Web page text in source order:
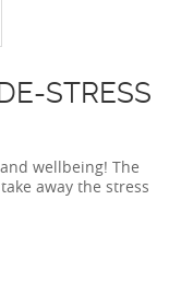
STRESS
wellbeing! The
away the stress